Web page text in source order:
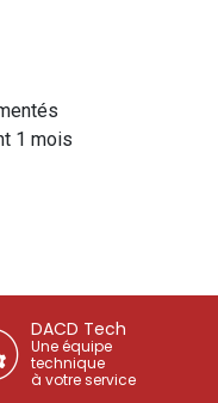
1 mois
DACD Tech
Une équipe
technique
à votre service